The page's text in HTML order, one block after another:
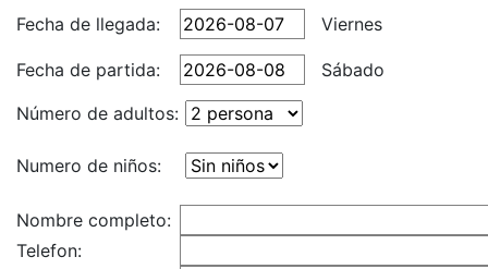
Fecha de llegada: Viernes
Fecha de partida:
Sábado
Número de adultos:
Numero de niños:
Nombre completo:
Telefon: